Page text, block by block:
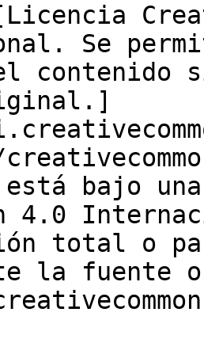
Se
contenido
bajo
4.0
total o
la fuente